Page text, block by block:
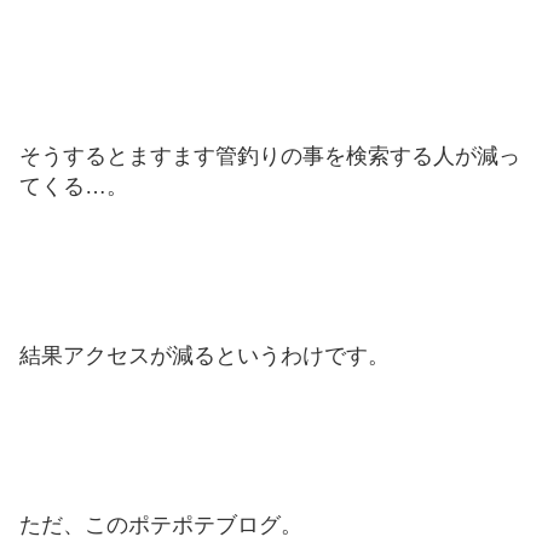
そうするとますます管釣りの事を検索する人が減っ
てくる…。
結果アクセスが減るというわけです。
ただ、このポテポテブログ。